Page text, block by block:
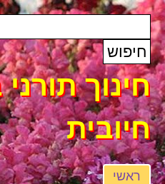
חינוך
חיובית
ראשי